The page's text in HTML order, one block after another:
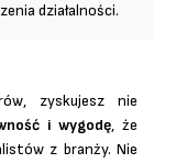
działalności.
zyskujesz nie
i wygodę, że
z branży. Nie